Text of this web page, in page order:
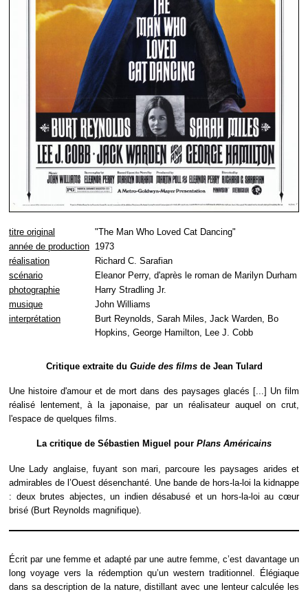
titre original
"The Man Who Loved Cat Dancing"
année de production 1973
réalisation
Richard C. Sarafian
scénario
Eleanor Perry, d'après le roman de Marilyn Durham
photographie
Harry Stradling Jr.
musique
John Williams
interprétation
Burt Reynolds, Sarah Miles, Jack Warden, Bo
Hopkins, George Hamilton, Lee J. Cobb
Critique extraite du Guide des filmsde Jean Tulard
Une histoire d'amour et de mort dans des paysages glacés [...] Un film
réalisé lentement, à la japonaise, par un réalisateur auquel on crut,
l'espace de quelques films.
La critique de Sébastien Miguel pour Plans Américains
Une Lady anglaise, fuyant son mari, parcoure les paysages arides et
admirables de l’Ouest désenchanté. Une bande de hors-la-loi la kidnappe
: deux brutes abjectes, un indien désabusé et un hors-la-loi au cœur
brisé (Burt Reynolds magnifique).
Écrit par une femme et adapté par une autre femme, c’est davantage un
long voyage vers la rédemption qu’un western traditionnel. Élégiaque
dans sa description de la nature, distillant avec une lenteur calculée les